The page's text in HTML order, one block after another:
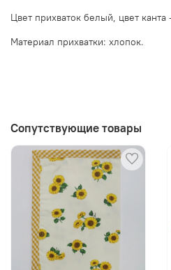
Цвет прихваток белый, цвет канта
Материал прихватки: хлопок.
Сопутствующие товары